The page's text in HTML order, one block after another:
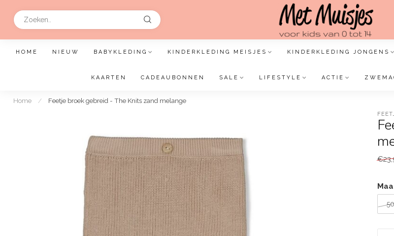
HOME NIEUW BABYKLEDING KINDERKLEDING MEISJES KINDERKLEDING JONGENS
KAARTEN CADEAUBONNEN SALE LIFESTYLE ACTIE
Home / Feetje broek gebreid - The Knits zand melange